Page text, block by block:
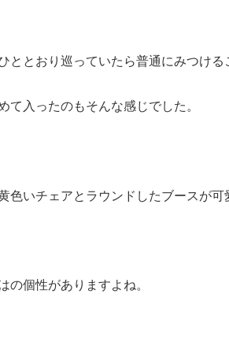
ととおり巡っていたら普通にみつける
て入ったのもそんな感じでした。
色いチェアとラウンドしたブースが可
の個性がありますよね。